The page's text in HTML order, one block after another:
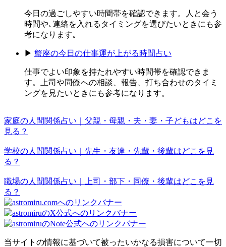
今日の過ごしやすい時間帯を確認できます。人と会う
時間や､連絡を入れるタイミングを選びたいときにも参
考になります｡
▶ 蟹座の今日の仕事運が上がる時間占い
仕事でよい印象を持たれやすい時間帯を確認できま
す。上司や同僚への相談、報告、打ち合わせのタイミ
ングを見たいときにも参考になります。
家庭の人間関係占い｜父親・母親・夫・妻・子どもはどこを
見る？
学校の人間関係占い｜先生・友達・先輩・後輩はどこを見
る？
職場の人間関係占い｜上司・部下・同僚・後輩はどこを見
る？
当サイトの情報に基づいて被ったいかなる損害について一切